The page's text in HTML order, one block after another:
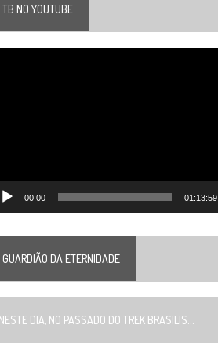
TB NO YOUTUBE
00:00 01:13:59
GUARDIÃO DA ETERNIDADE
DIA, NO PASSADO DO TREK BRASILIS...